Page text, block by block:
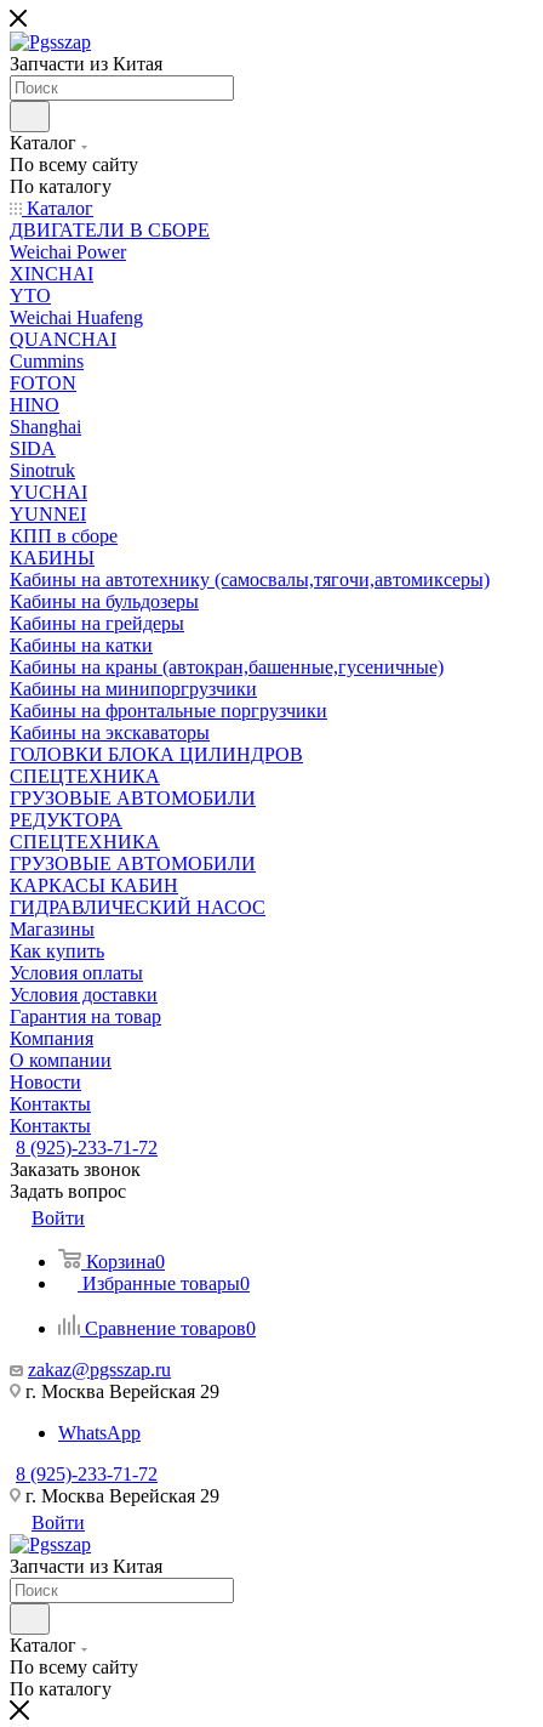
Запчасти из Китая
Каталог
По всему сайту
По каталогу
Каталог
ДВИГАТЕЛИ В СБОРЕ
Weichai Power
XINCHAI
YTO
Weichai Huafeng
QUANCHAI
Cummins
FOTON
HINO
Shanghai
SIDA
Sinotruk
YUCHAI
YUNNEI
КПП в сборе
КАБИНЫ
Кабины на автотехнику (самосвалы,тягочи,автомиксеры)
Кабины на бульдозеры
Кабины на грейдеры
Кабины на катки
Кабины на краны (автокран,башенные,гусеничные)
Кабины на минипоргрузчики
Кабины на фронтальные поргрузчики
Кабины на экскаваторы
ГОЛОВКИ БЛОКА ЦИЛИНДРОВ
СПЕЦТЕХНИКА
ГРУЗОВЫЕ АВТОМОБИЛИ
РЕДУКТОРА
СПЕЦТЕХНИКА
ГРУЗОВЫЕ АВТОМОБИЛИ
КАРКАСЫ КАБИН
ГИДРАВЛИЧЕСКИЙ НАСОС
Магазины
Как купить
Условия оплаты
Условия доставки
Гарантия на товар
Компания
О компании
Новости
Контакты
Контакты
8 (925)-233-71-72
Заказать звонок
Задать вопрос
Войти
Корзина0
Избранные товары0
Сравнение товаров0
zakaz@pgsszap.ru
г. Москва Верейская 29
WhatsApp
8 (925)-233-71-72
г. Москва Верейская 29
Войти
Запчасти из Китая
Каталог
По всему сайту
По каталогу